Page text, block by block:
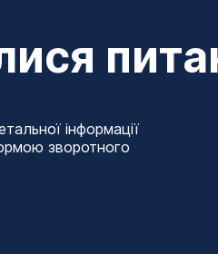
інформації
зворотного